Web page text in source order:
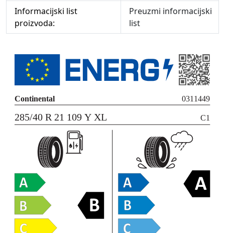
Informacijski list
proizvoda:
Preuzmi informacijski
list